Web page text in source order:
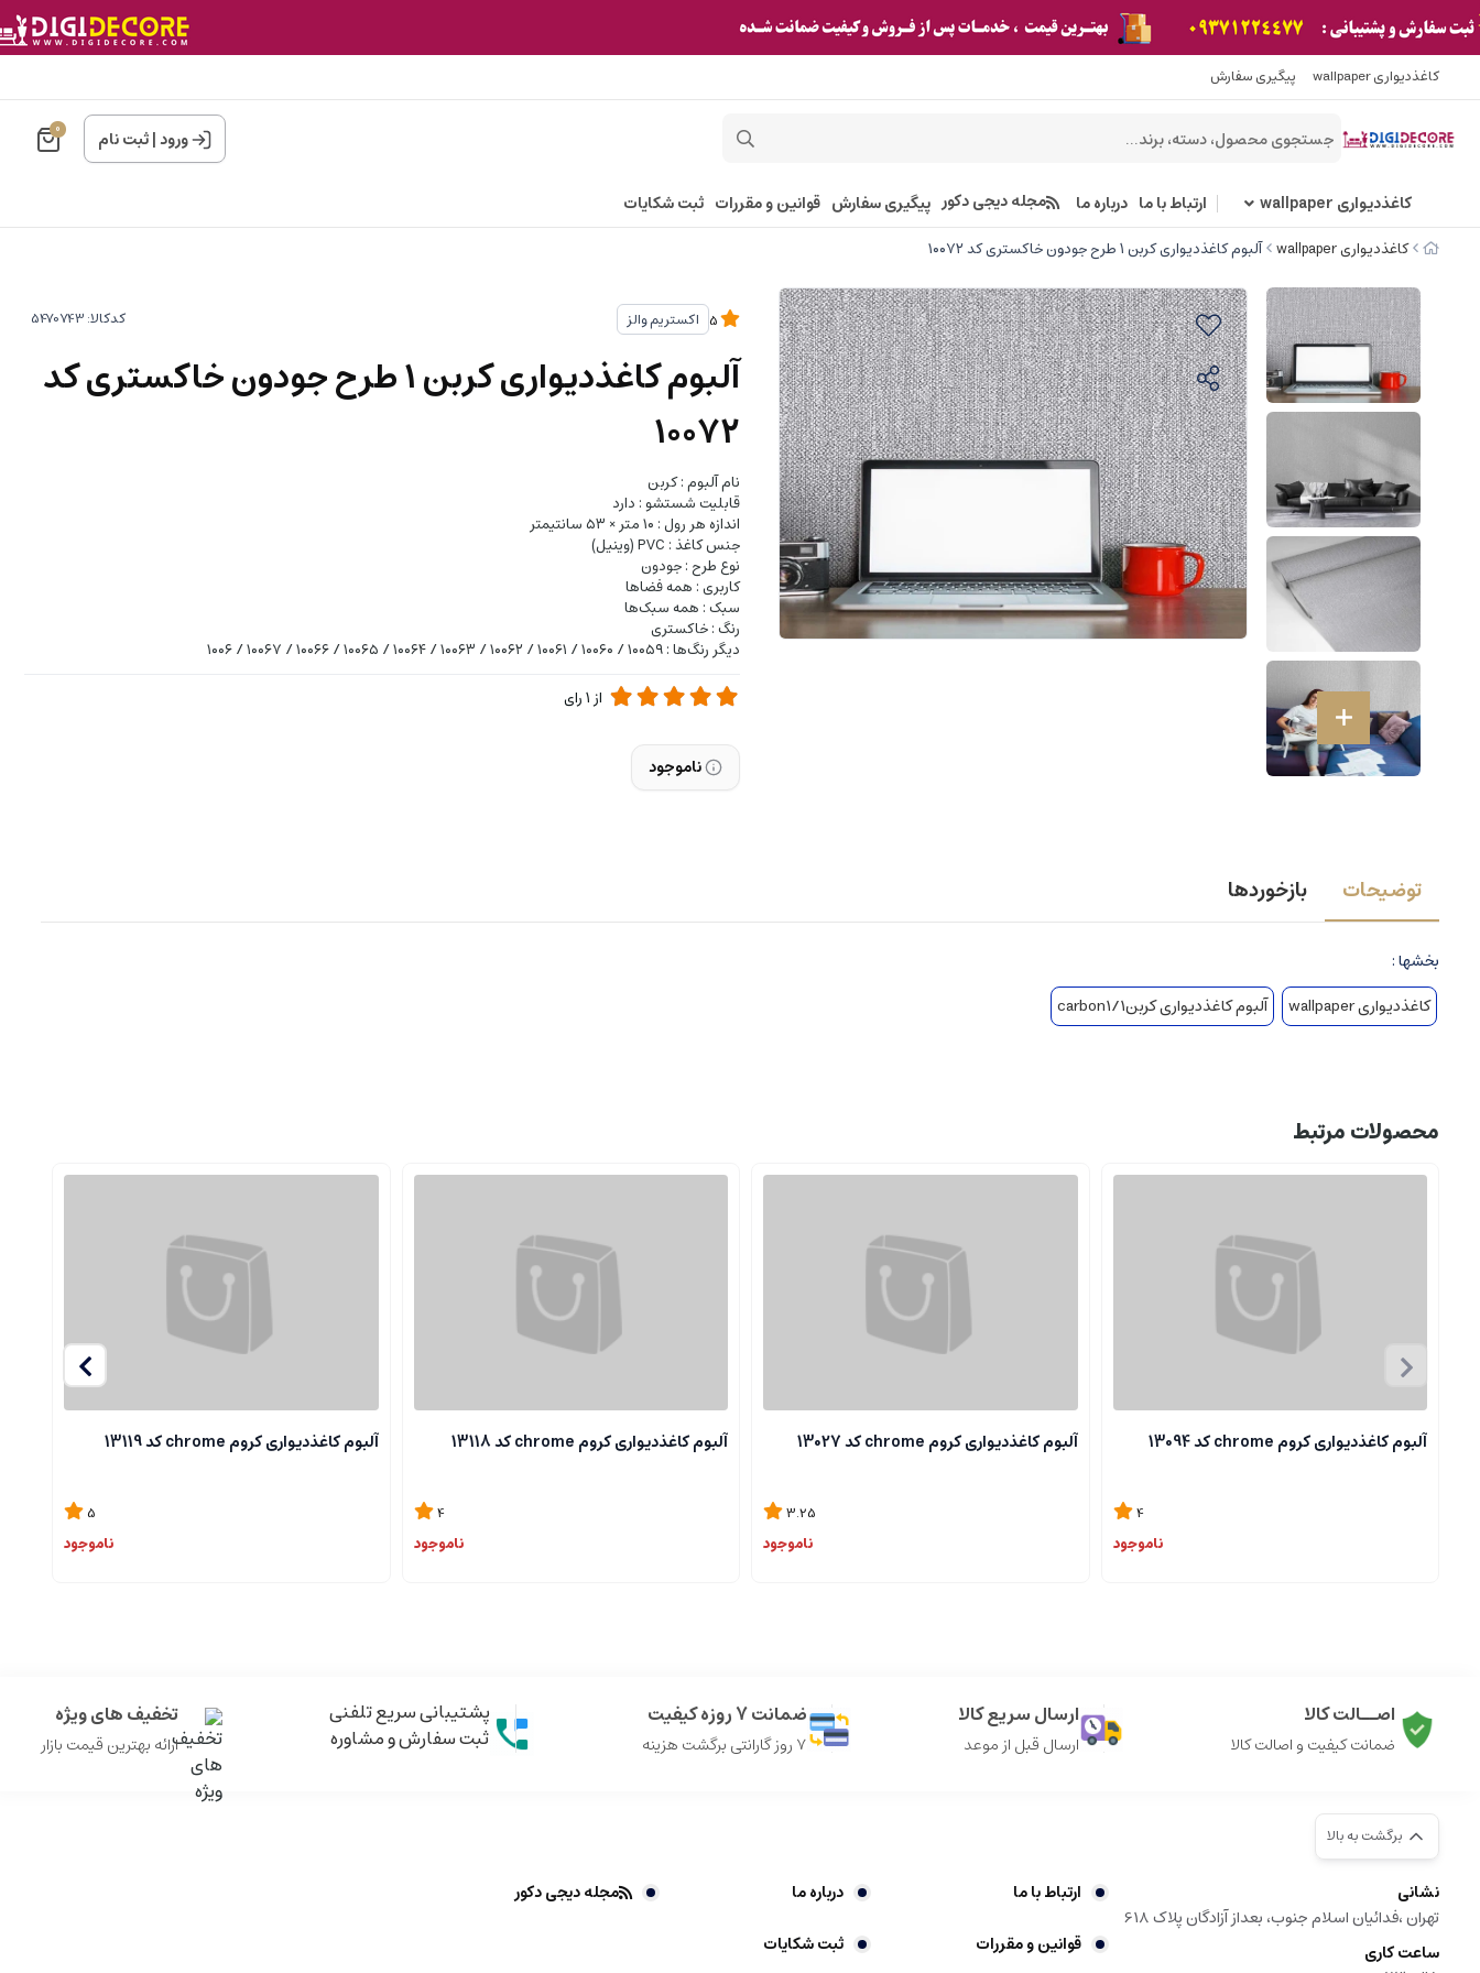
کاغذدیواری wallpaper پیگیری سفارش
ورود|ثبت نام 0
کاغذدیواری wallpaper ارتباط با ما درباره ما مجله دیجی دکور پیگیری سفارش قوانین و مقررات ثبت شکایات
کاغذدیواری wallpaper آلبوم کاغذدیواری کربن 1 طرح جودون خاکستری کد ۱۰۰۷۲
اکستریم والز کدکالا:
آلبوم کاغذدیواری کربن 1 طرح جودون خاکستری کد
۱۰۰۷۲
نام آلبوم : کربن
قابلیت شستشو : دارد
اندازه هر رول : ۱۰ متر × ۵۳ سانتیمتر
جنس کاغذ : PVC (وینیل)
نوع طرح : جودون
کاربری : همه فضا‌ها
سبک : همه سبک‌ها
رنگ : خاکستری
دیگر رنگ‌ها : ۱۰۰۵۹ / ۱۰۰۶۰ / ۱۰۰۶۱ / ۱۰۰۶۲ / ۱۰۰۶۳ / ۱۰۰۶۴ / ۱۰۰۶۵ / ۱۰۰۶۶ / ۱۰۰۶۷ / ۱۰۰۶
از1رای
ناموجود
توضیحات بازخوردها
بخشها :
کاغذدیواری wallpaper
آلبوم کاغذدیواری کربن1/carbon1
محصولات مرتبط
آلبوم کاغذدیواری کروم chrome کد 13094
4
ناموجود
آلبوم کاغذدیواری کروم chrome کد 13027
3.25
ناموجود
آلبوم کاغذدیواری کروم chrome کد 13118
4
ناموجود
آلبوم کاغذدیواری کروم chrome کد 13119
5
ناموجود
اصــالت کالا
ضمانت کیفیت و اصالت کالا
ارسال سریع کالا
ارسال قبل از موعد
ضمانت 7 روزه کیفیت
7 روز گارانتی برگشت هزینه
پشتیبانی سریع تلفنی
ثبت سفارش و مشاوره
تخفیف های ویژه
ارائه بهترین قیمت بازار
برگشت به بالا
نشانی
تهران ،فدائیان اسلام جنوب، بعداز آزادگان پلاک 618
ساعت کاری
ارتباط با ما درباره ما
مجله دیجی دکور
قوانین و مقررات
ثبت شکایات